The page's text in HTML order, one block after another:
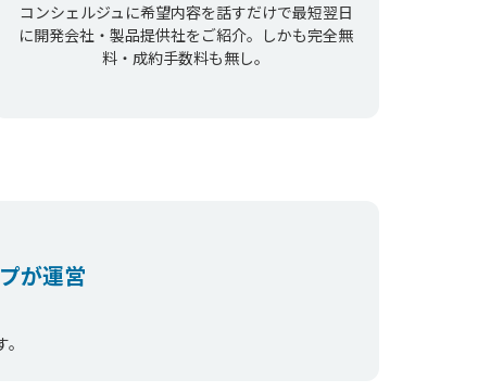
コンシェルジュに希望内容を話すだけで最短翌日
に開発会社・製品提供社をご紹介。しかも完全無
料・成約手数料も無し。
が運営